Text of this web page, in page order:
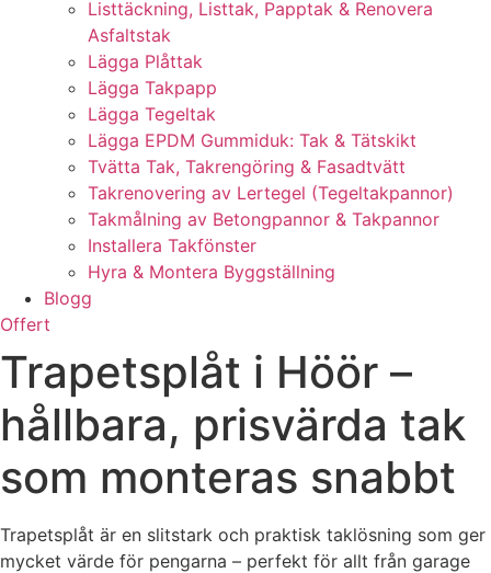
Listtäckning, Listtak, Papptak & Renovera
Asfaltstak
Lägga Plåttak
Lägga Takpapp
Lägga Tegeltak
Lägga EPDM Gummiduk: Tak & Tätskikt
Tvätta Tak, Takrengöring & Fasadtvätt
Takrenovering av Lertegel (Tegeltakpannor)
Takmålning av Betongpannor & Takpannor
Installera Takfönster
Hyra & Montera Byggställning
Blogg
Offert
Trapetsplåt i Höör –
hållbara, prisvärda tak
som monteras snabbt
Trapetsplåt är en slitstark och praktisk taklösning som ger
mycket värde för pengarna – perfekt för allt från garage